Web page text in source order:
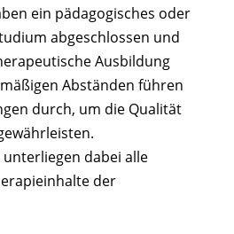
ein pädagogisches oder
abgeschlossen und
Ausbildung
Abständen führen
durch, um die Qualität
dabei alle
der